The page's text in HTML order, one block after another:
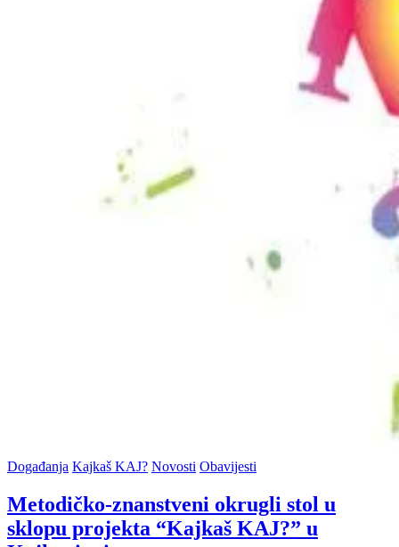
Posted
Događanja Kajkaš KAJ? Novosti Obavijesti
Metodičko-znanstveni okrugli stol u
sklopu projekta “Kajkaš KAJ?” u